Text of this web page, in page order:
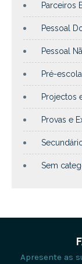
Parceiros
Pessoal
Pessoal
Pré-
Projectos
Provas e
Sem
Apresente as